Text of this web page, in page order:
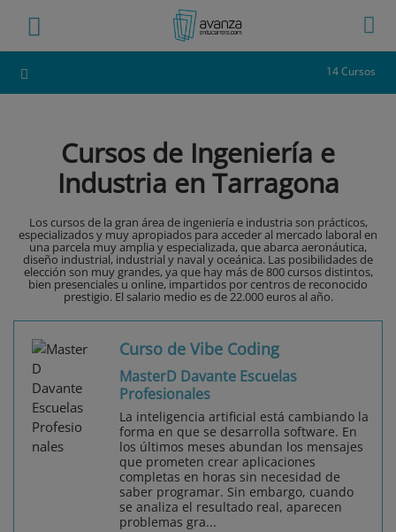
14 Cursos
Cursos de Ingeniería e
Industria en Tarragona
Los cursos de la gran área de ingeniería e industria son prácticos,
especializados y muy apropiados para acceder al mercado laboral en
una parcela muy amplia y especializada, que abarca aeronáutica,
diseño industrial, industrial y naval y oceánica. Las posibilidades de
elección son muy grandes, ya que hay más de 800 cursos distintos,
bien presenciales u online, impartidos por centros de reconocido
prestigio. El salario medio es de 22.000 euros al año.
Curso de Vibe Coding
MasterD Davante Escuelas
Profesionales
La inteligencia artificial está cambiando la
forma en que se desarrolla software. En
los últimos meses abundan los mensajes
que prometen crear aplicaciones
completas en horas sin necesidad de
saber programar. Sin embargo, cuando
se analiza el resultado real, aparecen
problemas gra...